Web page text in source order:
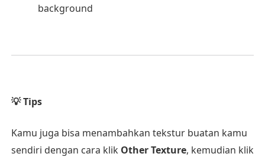
background
💡 Tips
Kamu juga bisa menambahkan tekstur buatan kamu
sendiri dengan cara klik Other Texture, kemudian klik